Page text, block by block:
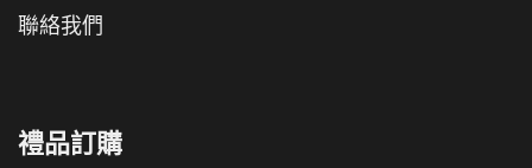
聯絡我們
禮品訂購